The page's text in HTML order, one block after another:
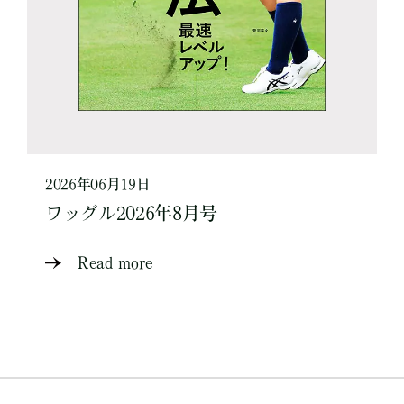
2026年06月19日
ワッグル2026年8月号
Read more